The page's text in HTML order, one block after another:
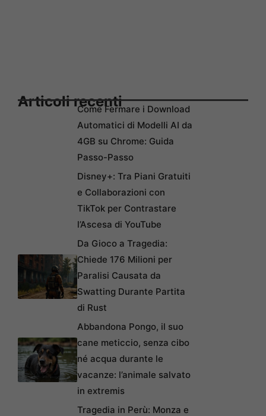
Articoli recentiCome Fermare i Download
Automatici di Modelli AI da
4GB su Chrome: Guida
Passo-Passo
Disney+: Tra Piani Gratuiti
e Collaborazioni con
TikTok per Contrastare
l’Ascesa di YouTube
Da Gioco a Tragedia:
Chiede 176 Milioni per
Paralisi Causata da
Swatting Durante Partita
di Rust
Abbandona Pongo, il suo
cane meticcio, senza cibo
né acqua durante le
vacanze: l’animale salvato
in extremis
Tragedia in Perù: Monza e